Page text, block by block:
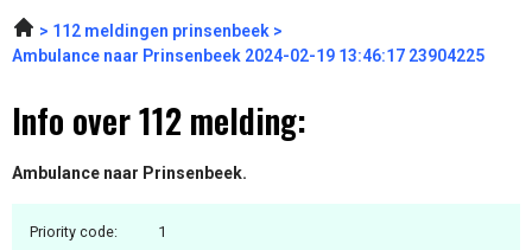
112 meldingen prinsenbeek
Ambulance naar Prinsenbeek 2024-02-19 13:46:17 23904225
Info over 112 melding:
Ambulance naar Prinsenbeek.
Priority code: 1